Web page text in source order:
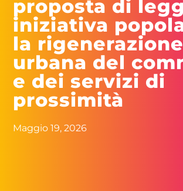
proposta di
iniziativa
la rigenerazione
urbana del
e dei servizi di
prossimità
Maggio 19, 2026